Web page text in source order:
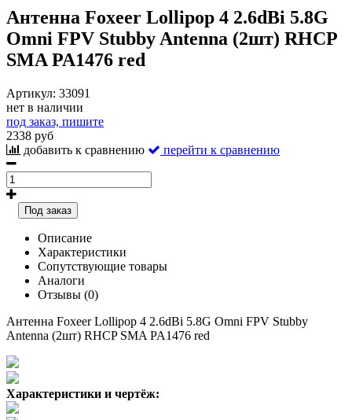
Антенна Foxeer Lollipop 4 2.6dBi 5.8G
Omni FPV Stubby Antenna (2шт) RHCP
SMA PA1476 red
Артикул: 33091
нет в наличии
под заказ, пишите
2338 руб
добавить к сравнению
перейти к сравнению
Под заказ
Описание
Характеристики
Сопутствующие товары
Аналоги
Отзывы (0)
Антенна Foxeer Lollipop 4 2.6dBi 5.8G Omni FPV Stubby
Antenna (2шт) RHCP SMA PA1476 red
Характеристики и чертёж: